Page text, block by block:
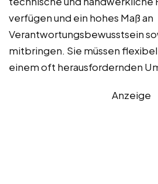
verfügen und ein hohes Maß an
Verantwortungsbewusstsein
mitbringen. Sie müssen
einem oft herausfordernden
Anzeige